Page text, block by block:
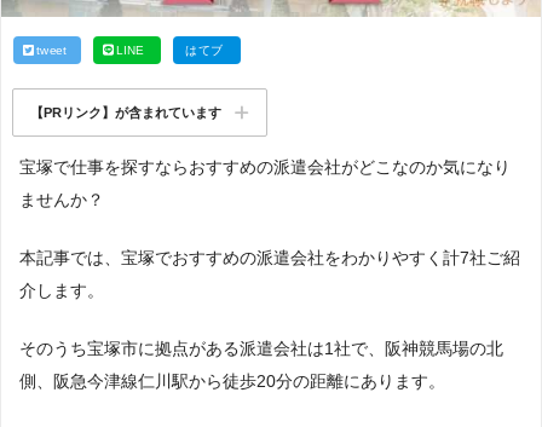
tweet LINE はてブ
【PRリンク】が含まれています
宝塚で仕事を探すならおすすめの派遣会社がどこなのか気になり
ませんか？
本記事では、宝塚でおすすめの派遣会社をわかりやすく計7社ご紹
介します。
そのうち宝塚市に拠点がある派遣会社は1社で、阪神競馬場の北
側、阪急今津線仁川駅から徒歩20分の距離にあります。